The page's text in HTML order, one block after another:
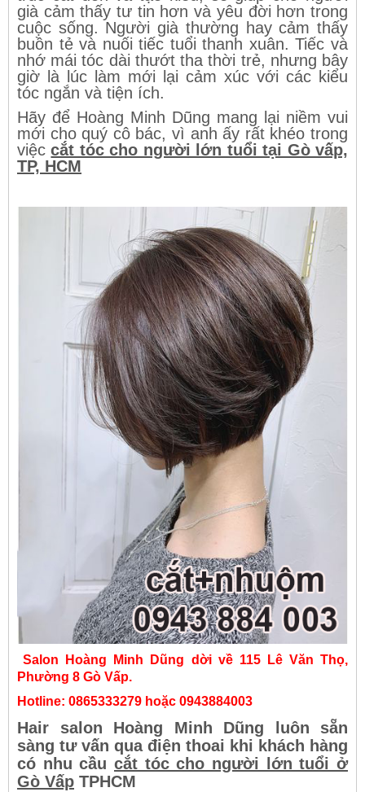
già cảm thấy tư tin hơn và yêu đời hơn trong
cuộc sống. Người già thường hay cảm thấy
buồn tẻ và nuối tiếc tuổi thanh xuân. Tiếc và
nhớ mái tóc dài thướt tha thời trẻ, nhưng bây
giờ là lúc làm mới lại cảm xúc với các kiểu
tóc ngắn và tiện ích.
Hãy để Hoàng Minh Dũng mang lại niềm vui
mới cho quý cô bác, vì anh ấy rất khéo trong
việccắt tóc cho người lớn tuổi tại Gò vấp,
TP, HCM
Salon Hoàng Minh Dũng dời về 115 Lê Văn Thọ,
Phường 8 Gò Vấp.
Hotline: 0865333279 hoặc 0943884003
Hair salon Hoàng Minh Dũng luôn sẵn
sàng tư vấn qua điện thoai khi khách hàng
có nhu cầu cắt tóc cho người lớn tuổi ở
Gò Vấp TPHCM